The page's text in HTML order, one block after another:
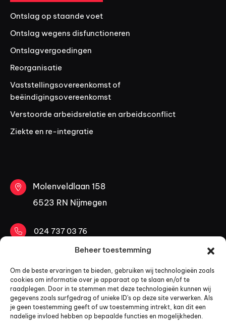
Beheer toestemming
Om de beste ervaringen te bieden, gebruiken wij technologieën zoals
cookies om informatie over je apparaat op te slaan en/of te
raadplegen. Door in te stemmen met deze technologieën kunnen wij
gegevens zoals surfgedrag of unieke ID's op deze site verwerken. Als
je geen toestemming geeft of uw toestemming intrekt, kan dit een
nadelige invloed hebben op bepaalde functies en mogelijkheden.
Ontslag op staande voet
Ontslag wegens disfunctioneren
Ontslagvergoedingen
Reorganisatie
Vaststellingsovereenkomst of
beëindigingsovereenkomst
Verstoorde arbeidsrelatie en arbeidsconflict
Ziekte en re-integratie
Molenveldlaan 158
6523 RN Nijmegen
024 737 03 76
06 53 30 84 40
mail@kopadvocaten.nl
LinkedIn